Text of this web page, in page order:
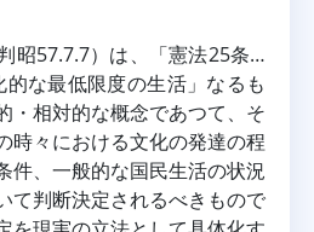
昭57.7.7）は、「憲法25条…
な最低限度の生活」なるも
・相対的な概念であつて、そ
時々における文化の発達の程
件、一般的な国民生活の状況
て判断決定されるべきもので